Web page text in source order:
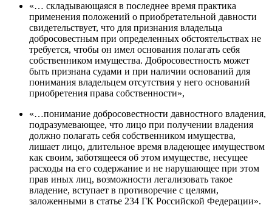
«… складывающаяся в последнее время практика
применения положений о приобретательной давности
свидетельствует, что для признания владельца
добросовестным при определенных обстоятельствах не
требуется, чтобы он имел основания полагать себя
собственником имущества. Добросовестность может
быть признана судами и при наличии оснований для
понимания владельцем отсутствия у него оснований
приобретения права собственности»,
«…понимание добросовестности давностного владения,
подразумевающее, что лицо при получении владения
должно полагать себя собственником имущества,
лишает лицо, длительное время владеющее имуществом
как своим, заботящееся об этом имуществе, несущее
расходы на его содержание и не нарушающее при этом
прав иных лиц, возможности легализовать такое
владение, вступает в противоречие с целями,
заложенными в статье 234 ГК Российской Федерации».